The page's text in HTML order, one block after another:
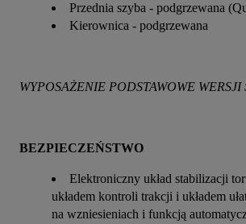
Przednia szyba - podgrzewana
Kierownica - podgrzewana
WYPOSAŻENIE PODSTAWOWE WERSJI
BEZPIECZEŃSTWO
Elektroniczny układ stabilizacji
układem kontroli trakcji i układem
na wzniesieniach i funkcją